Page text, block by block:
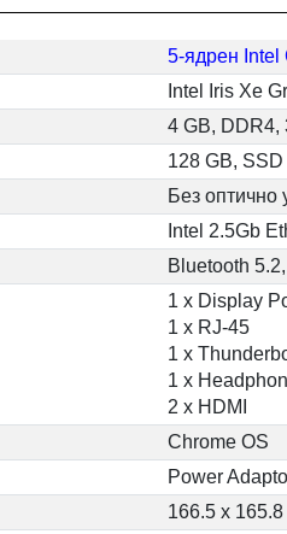
5-ядрен Intel
Intel Iris Xe
4 GB, DDR4,
128 GB, SSD
Без оптично
Intel 2.5Gb
Bluetooth
1 x Display
1 x RJ-45
1 x
1 x
2 x HDMI
Chrome OS
Power
166.5 x